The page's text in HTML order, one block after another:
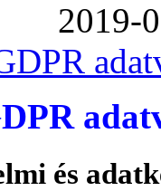
2019-
és